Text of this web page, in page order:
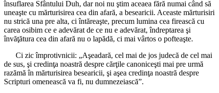
însuflarea Sfântului Duh, dar noi nu ştim aceaea fără numai când să
uneaşte cu mărturisirea cea din afară, a besearicii. Aceaste mărturisiri
nu strică una pre alta, ci întăreaşte, precum lumina cea firească cu
carea osibim ce e adevărat de ce nu e adevărat, îndreptarea şi
învăţătura cea din afară nu o lapădă, ci mai vârtos o pofteaşte.
Ci zic împrotivnicii: „Aşeadară, cel mai de jos judecă de cel mai
de sus, şi credinţa noastră despre cărţile canoniceşti mai pre urmă
razămă în mărturisirea besearicii, şi aşea credinţa noastră despre
Scripturi omenească va fi, nu dumnezeiască”.